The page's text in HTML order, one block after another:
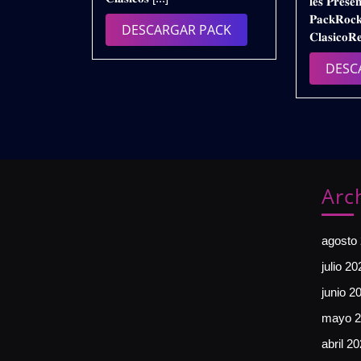
Gratis
DESCARGAR PACKDESCARGAR
PACK
agosto
julio
junio
mayo
abril